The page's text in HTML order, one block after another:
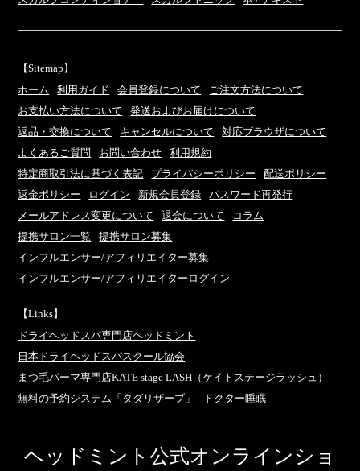
ヘッドミント公式オンラインショ
【Sitemap】
ホーム
利用ガイド 会員登録について
ご注文方法について
お支払い方法について
発送およびお届けについて
返品・交換について
キャンセルについて
対応ブラウザについて
よくあるご質問
お問い合わせ
利用規約
特定商取引法に基づく表記
プライバシーポリシー
配送ポリシー
返金ポリシー
ログイン 新規会員登録
パスワード再発行
メールアドレス変更について
退会について
コラム
提携サロン一覧
提携サロン募集
インフルエンサー/アフィリエイター募集
インフルエンサー/アフィリエイターログイン
【Links】
ドライヘッドスパ専門店ヘッドミント
日本ドライヘッドスパスクール協会
まつ毛パーマ専門店KATE stage LASH（ケイトステージラッシュ）
無料の予約システム「タダリザーブ」
ドクター睡眠